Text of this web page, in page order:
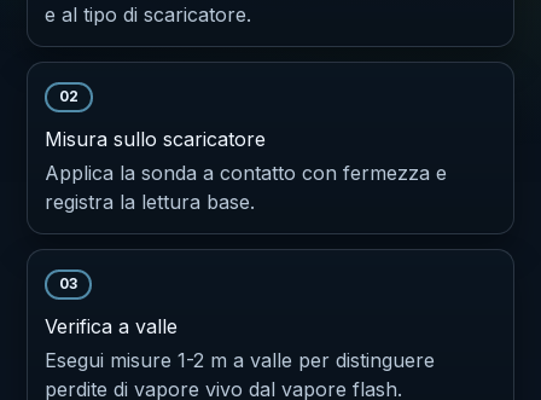
e al tipo di scaricatore.
02
Misura sullo scaricatore
Applica la sonda a contatto con fermezza e
registra la lettura base.
03
Verifica a valle
Esegui misure 1-2 m a valle per distinguere
perdite di vapore vivo dal vapore flash.